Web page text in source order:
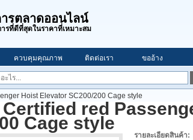
รตลาดออนไลน์
รที่ดีที่สุดในราคาที่เหมาะสม
ควบคุมคุณภาพ ติดต่อเรา ขออ้าง
Hoist Elevator SC200/200 Cage style
Certified red
Cage style
รายละเอียดสินค้า: